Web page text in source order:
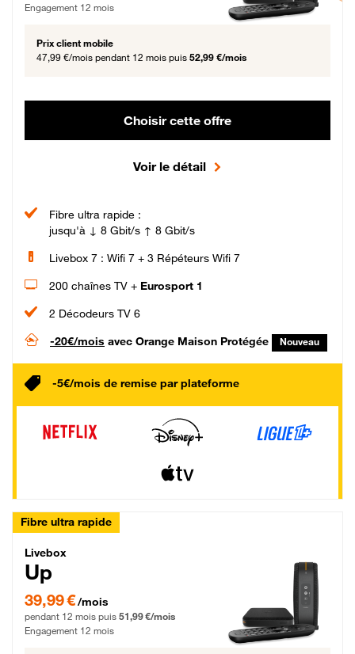
Engagement 12 mois
Prix client mobile
47,99 €/mois pendant 12 mois puis 52,99 €/mois
Choisir cette offre
Voir le détail
Fibre ultra rapide :
jusqu'à ↓ 8 Gbit/s ↑ 8 Gbit/s
Livebox 7 : Wifi 7 + 3 Répéteurs Wifi 7
200 chaînes TV + Eurosport 1
2 Décodeurs TV 6
-20€/mois avec Orange Maison Protégée Nouveau
-5€/mois de remise par plateforme
Fibre ultra rapide
Livebox Up Fibre
Livebox
Up
39,99 € par mois pendant 12 mois puis 51,99 € par mois, Engagement 12 mois
39,99 €/mois
pendant 12 mois puis 51,99 €/mois
Engagement 12 mois